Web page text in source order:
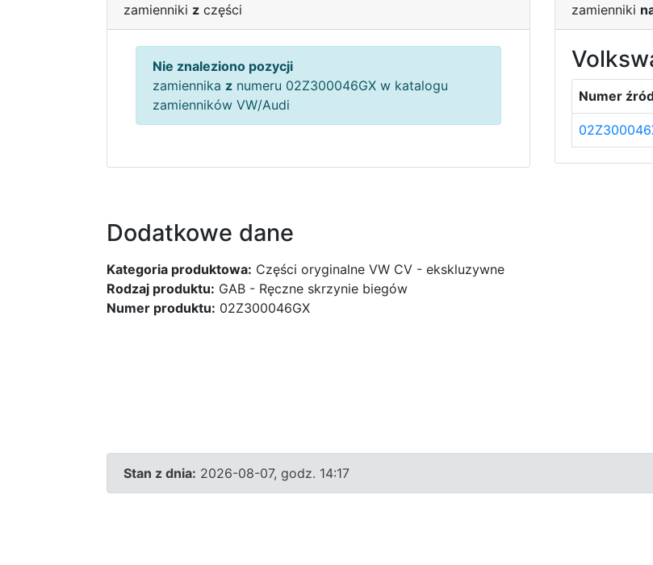
zamienniki z części
Nie znaleziono pozycji
zamiennika z numeru 02Z300046GX w katalogu
zamienników VW/Audi
zamienniki
Numer
Dodatkowe dane
Kategoria produktowa: Części oryginalne VW CV - ekskluzywne
Rodzaj produktu: GAB - Ręczne skrzynie biegów
Numer produktu: 02Z300046GX
Stan z dnia: 2026-08-07, godz. 14:17